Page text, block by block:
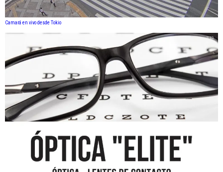
Camará en vivo desde Tokio